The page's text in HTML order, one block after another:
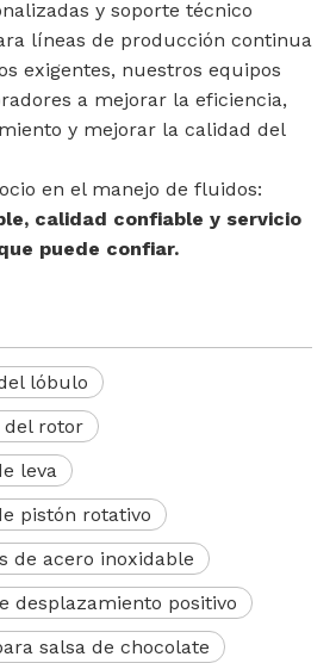
y soporte técnico
líneas de producción continua
exigentes, nuestros equipos
a mejorar la eficiencia,
y mejorar la calidad del
en el manejo de fluidos:
calidad confiable y servicio
puede confiar.
lóbulo
del rotor
leva
pistón rotativo
de acero inoxidable
desplazamiento positivo
salsa de chocolate